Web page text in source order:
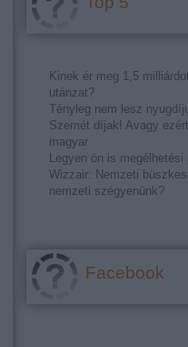
Kinek ér meg 1,5
utánzat?
Tényleg nem lesz
Szemét díjak! Avagy
magyar
Legyen ön is megélhetési
Wizzair: Nemzeti
nemzeti szégyenünk?
Facebook